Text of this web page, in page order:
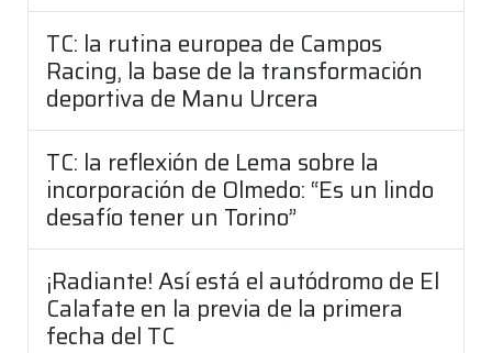
TC: la rutina europea de Campos
Racing, la base de la transformación
deportiva de Manu Urcera
TC: la reflexión de Lema sobre la
incorporación de Olmedo: “Es un lindo
desafío tener un Torino”
¡Radiante! Así está el autódromo de El
Calafate en la previa de la primera
fecha del TC